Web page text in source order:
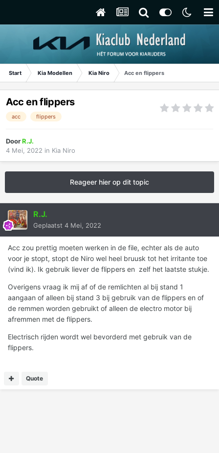
Start Kia Modellen Kia Niro Acc en flippers
Acc en flippers
acc flippers
DoorR.J.
4 Mei, 2022 in Kia Niro
Reageer hier op dit topic
R.J.
Geplaatst 4 Mei, 2022
Acc zou prettig moeten werken in de file, echter als de auto
voor je stopt, stopt de Niro wel heel bruusk tot het irritante toe
(vind ik). Ik gebruik liever de flippers en zelf het laatste stukje.
Overigens vraag ik mij af of de remlichten al bij stand 1
aangaan of alleen bij stand 3 bij gebruik van de flippers en of
de remmen worden gebruikt of alleen de electro motor bij
afremmen met de flippers.
Electrisch rijden wordt wel bevorderd met gebruik van de
flippers.
Quote